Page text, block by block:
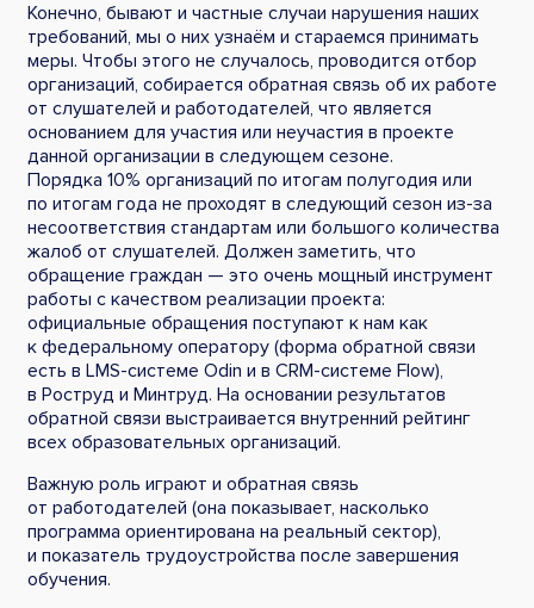
Конечно, бывают и частные случаи нарушения наших
требований, мы о них узнаём и стараемся принимать
меры. Чтобы этого не случалось, проводится отбор
организаций, собирается обратная связь об их работе
от слушателей и работодателей, что является
основанием для участия или неучастия в проекте
данной организации в следующем сезоне.
Порядка 10% организаций по итогам полугодия или
по итогам года не проходят в следующий сезон из-за
несоответствия стандартам или большого количества
жалоб от слушателей. Должен заметить, что
обращение граждан — это очень мощный инструмент
работы с качеством реализации проекта:
официальные обращения поступают к нам как
к федеральному оператору (форма обратной связи
есть в LMS-системе Odin и в CRM-системе Flow),
в Роструд и Минтруд. На основании результатов
обратной связи выстраивается внутренний рейтинг
всех образовательных организаций.
Важную роль играют и обратная связь
от работодателей (она показывает, насколько
программа ориентирована на реальный сектор),
и показатель трудоустройства после завершения
обучения.